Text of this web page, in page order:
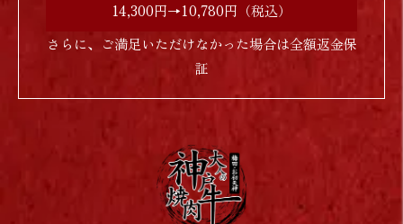
14,300円→10,780円（税込）
さらに、ご満足いただけなかった場合は全額返金保
証